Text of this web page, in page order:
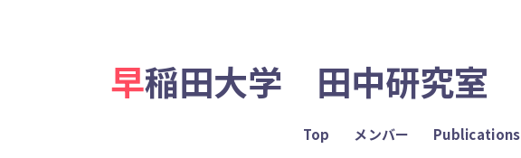
早稲田大学 田中研究室
Top メンバー Publications